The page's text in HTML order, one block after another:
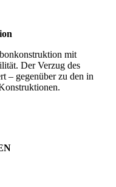
mit
Der Verzug des
– gegenüber zu den in